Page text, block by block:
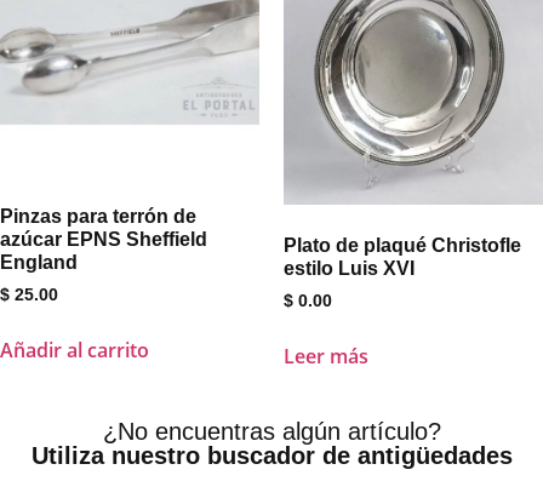
Pinzas para terrón de
azúcar EPNS Sheffield
England
$ 25.00
Añadir al carrito
Plato de plaqué Christofle
estilo Luis XVI
$ 0.00
Leer más
¿No encuentras algún artículo?
Utiliza nuestro buscador de antigüedades